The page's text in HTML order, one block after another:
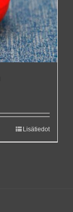
Lisätiedot